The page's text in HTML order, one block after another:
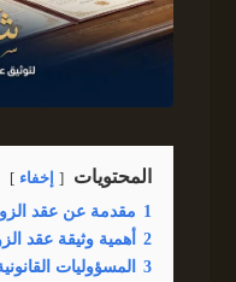
المحتويات إخفاء
1 مقدمة عن عقد
2
أهمية وثيقة عقد
3
المسؤوليات